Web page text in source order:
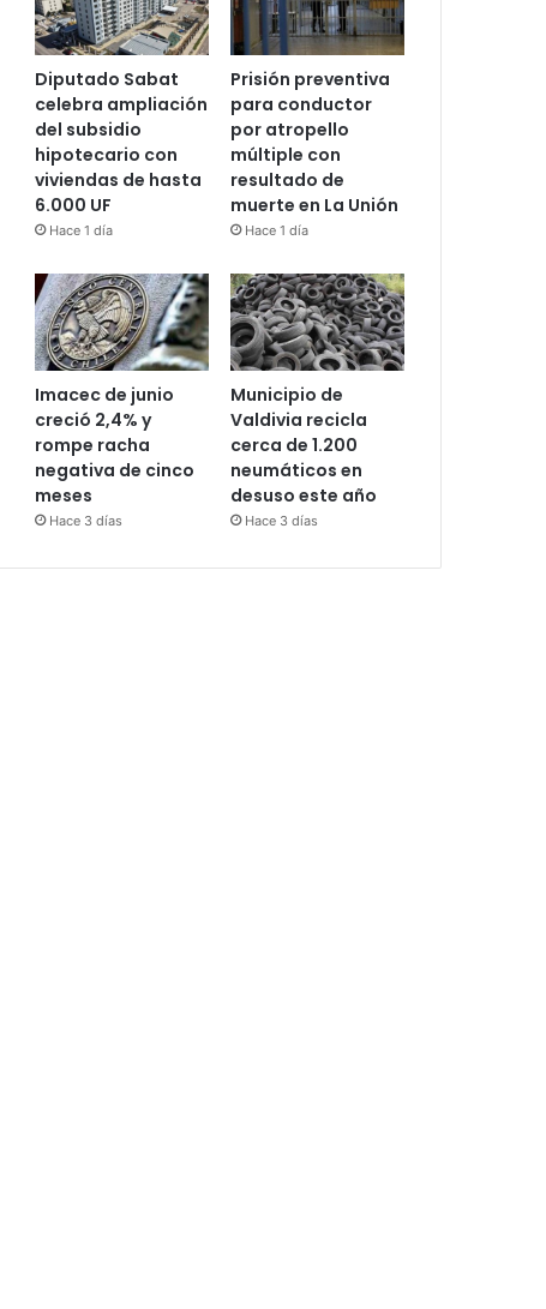
Diputado Sabat
celebra ampliación
del subsidio
hipotecario con
viviendas de hasta
6.000 UF
Hace 1 día
Prisión preventiva
para conductor
por atropello
múltiple con
resultado de
muerte en La Unión
Hace 1 día
Imacec de junio
creció 2,4% y
rompe racha
negativa de cinco
meses
Hace 3 días
Municipio de
Valdivia recicla
cerca de 1.200
neumáticos en
desuso este año
Hace 3 días